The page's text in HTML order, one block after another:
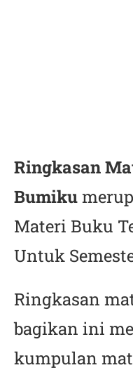
Ringkasan
Bumiku
Materi Buku
Untuk
Ringkasan
bagikan ini
kumpulan